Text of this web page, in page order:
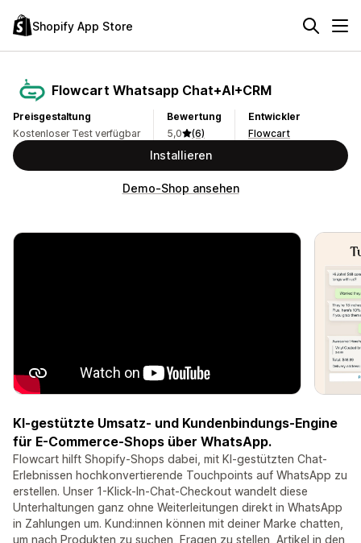
Shopify App Store
Flowcart Whatsapp Chat+AI+CRM
Preisgestaltung
Kostenloser Test verfügbar
Bewertung
5,0
(6)
Entwickler
Flowcart
Installieren
Demo-Shop ansehen
KI-gestützte Umsatz- und Kundenbindungs-Engine
für E-Commerce-Shops über WhatsApp.
Flowcart hilft Shopify-Shops dabei, mit KI-gestützten Chat-
Erlebnissen hochkonvertierende Touchpoints auf WhatsApp zu
erstellen. Unser 1-Klick-In-Chat-Checkout wandelt diese
Unterhaltungen ganz ohne Weiterleitungen direkt in WhatsApp
in Zahlungen um. Kund:innen können mit deiner Marke chatten,
um nach Produkten zu suchen, Fragen zu stellen, Artikel in den